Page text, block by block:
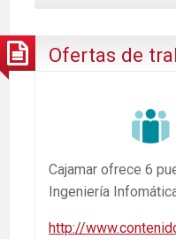
Ofertas de
Cajamar ofrece 6
Ingeniería
http://